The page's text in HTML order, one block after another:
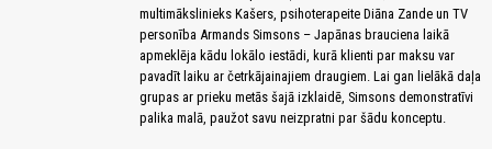
multimākslinieks Kašers, psihoterapeite Diāna Zande un TV
personība Armands Simsons – Japānas brauciena laikā
apmeklēja kādu lokālo iestādi, kurā klienti par maksu var
pavadīt laiku ar četrkājainajiem draugiem. Lai gan lielākā daļa
grupas ar prieku metās šajā izklaidē, Simsons demonstratīvi
palika malā, paužot savu neizpratni par šādu konceptu.